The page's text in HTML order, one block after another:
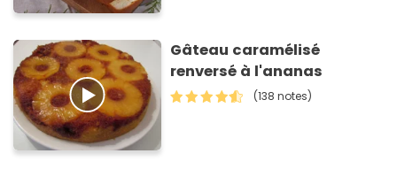
Gâteau caramélisé
renversé à l'ananas
(138 notes)